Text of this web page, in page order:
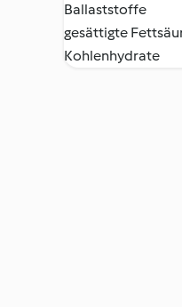
Ballaststoffe
gesättigte
Kohlenhydrate